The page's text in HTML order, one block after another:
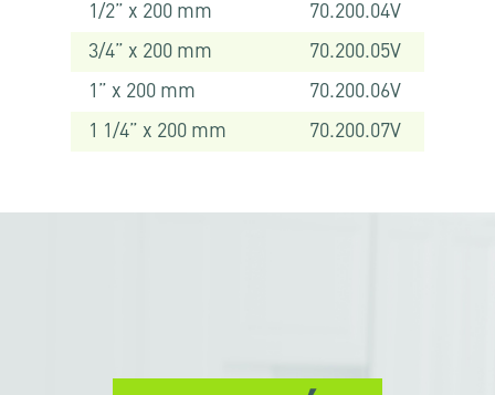
1/2” x 200 mm
70.200.04V
3/4” x 200 mm
70.200.05V
1” x 200 mm
70.200.06V
1 1/4” x 200 mm
70.200.07V